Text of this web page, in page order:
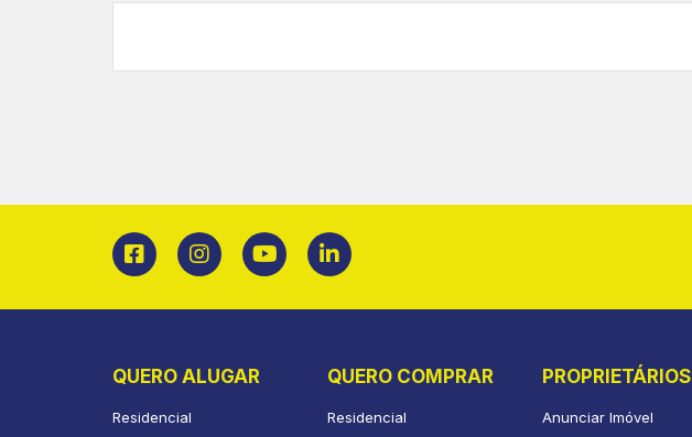
QUERO ALUGAR
Residencial
QUERO COMPRAR
Residencial
PROPRIETÁRIOS
Anunciar Imóvel